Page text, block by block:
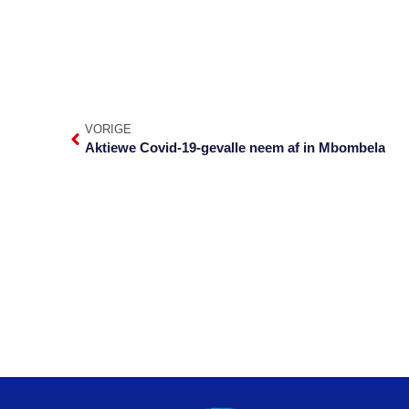
VORIGE
Aktiewe Covid-19-gevalle neem af in Mbombela